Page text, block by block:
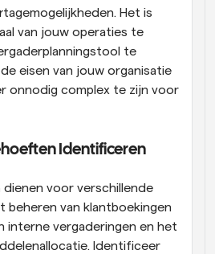
Het is
van jouw operaties te
te
eisen van jouw organisatie
onnodig complex te zijn voor
Identificeren
dienen voor verschillende
beheren van klantboekingen
interne vergaderingen en het
Identificeer